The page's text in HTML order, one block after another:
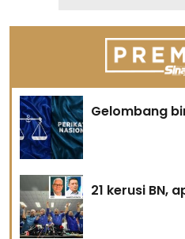
Gelombang
21 kerusi BN,